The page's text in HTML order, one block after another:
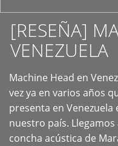
[RESEÑA]
VENEZUELA
Machine Head en
vez ya en varios años
presenta en Venezuela
nuestro país.
concha acústica de